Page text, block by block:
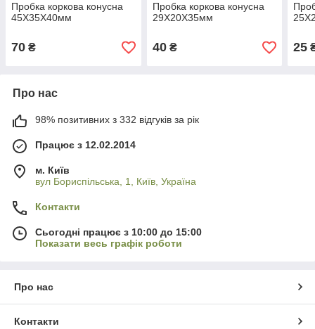
Пробка коркова конусна
45Х35Х40мм
70 ₴
Пробка коркова конусна
29Х20Х35мм
40₴ 25
Про нас
98% позитивних з 332 відгуків за рік
Працює з 12.02.2014
м. Київ
вул Бориспільська, 1, Київ, Україна
Контакти
Сьогодні працює з 10:00 до 15:00
Показати весь графік роботи
Про нас
Контакти